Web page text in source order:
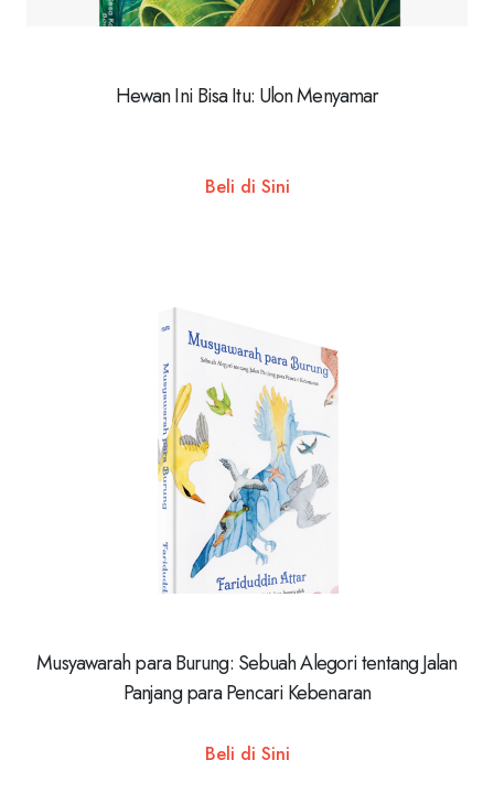
Hewan Ini Bisa Itu: Ulon Menyamar
Beli di Sini
Musyawarah para Burung: Sebuah Alegori tentang Jalan
Panjang para Pencari Kebenaran
Beli di Sini